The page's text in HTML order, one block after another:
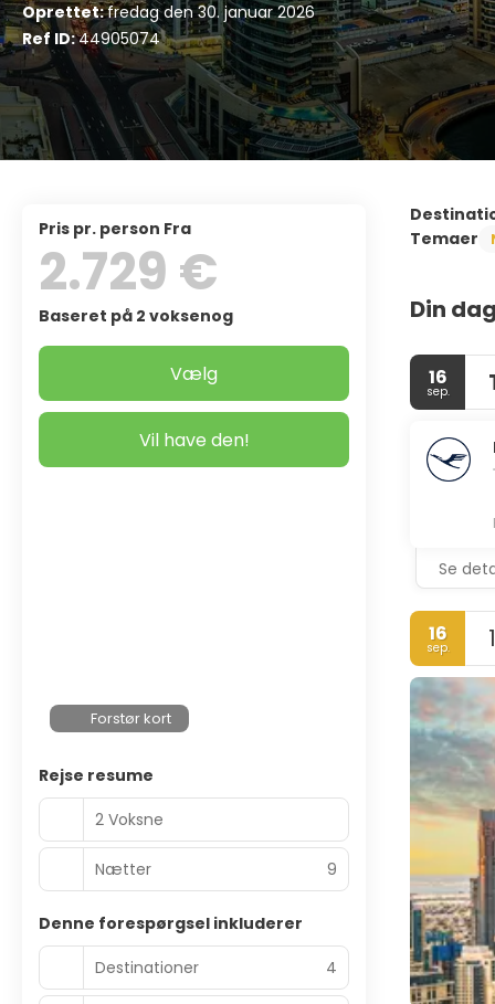
Oprettet:fredag den 30. januar 2026
Ref ID:44905074
Temaer
Din
16
sep.
Se
16
sep.
pris pr. person Fra
2.729 €
Baseret på 2 voksenog
Vælg
Vil have den!
Forstør kort
Rejse resume
2 Voksne
Nætter 9
Denne forespørgsel inkluderer
Destinationer
4